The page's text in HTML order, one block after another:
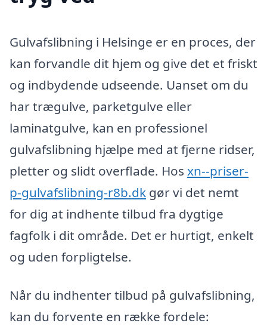
Gulvafslibning i Helsinge er en proces, der
kan forvandle dit hjem og give det et friskt
og indbydende udseende. Uanset om du
har trægulve, parketgulve eller
laminatgulve, kan en professionel
gulvafslibning hjælpe med at fjerne ridser,
pletter og slidt overflade. Hos xn--priser-
p-gulvafslibning-r8b.dk gør vi det nemt
for dig at indhente tilbud fra dygtige
fagfolk i dit område. Det er hurtigt, enkelt
og uden forpligtelse.
Når du indhenter tilbud på gulvafslibning,
kan du forvente en række fordele: